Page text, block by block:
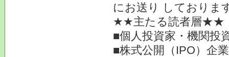
にお送り しておりま
★★主たる読者層★★
■個人投資家・機関投
■株式公開（IPO）企